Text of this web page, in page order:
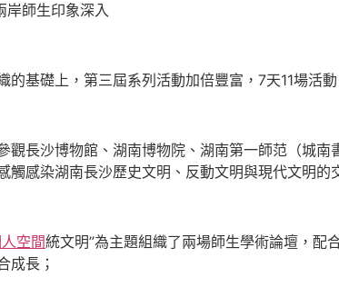
岸師生印象深入
的基礎上，第三屆系列活動加倍豐富，7天11場活動
觀長沙博物館、湖南博物院、湖南第一師范（城
觸感染湖南長沙歷史文明、反動文明與現代文明的
空間統文明”為主題組織了兩場師生學術論壇，配
成長；